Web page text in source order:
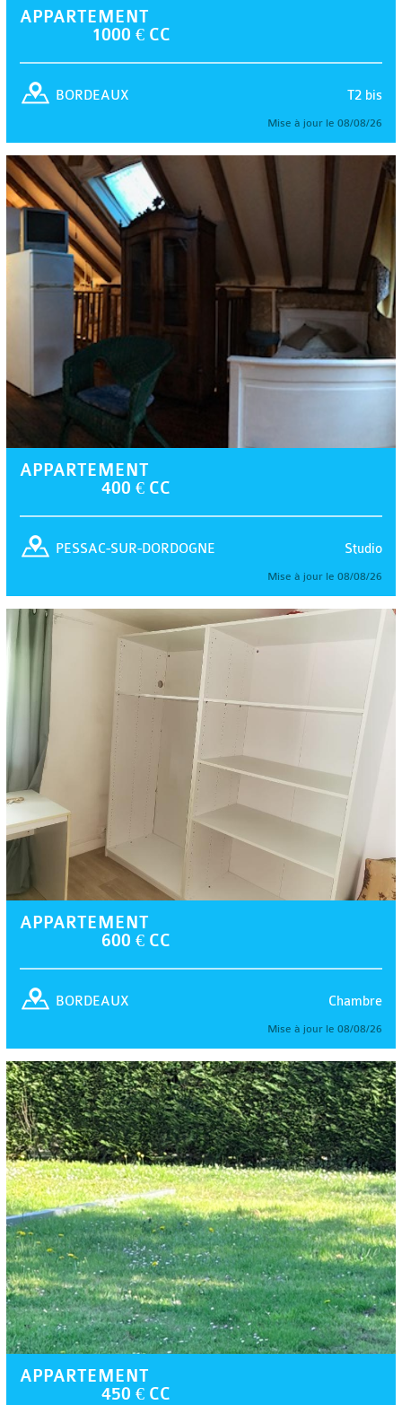
APPARTEMENT
1000 € CC
T2 bis
BORDEAUX
Mise à jour le 08/08/26
APPARTEMENT
400 € CC
Studio
PESSAC-SUR-DORDOGNE
Mise à jour le 08/08/26
APPARTEMENT
600 € CC
Chambre
BORDEAUX
Mise à jour le 08/08/26
APPARTEMENT
450 € CC